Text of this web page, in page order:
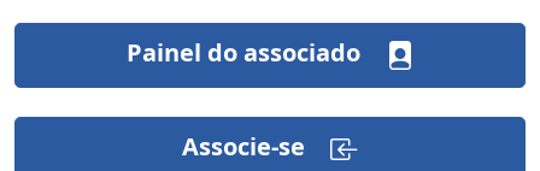
Painel do associado
Associe-se